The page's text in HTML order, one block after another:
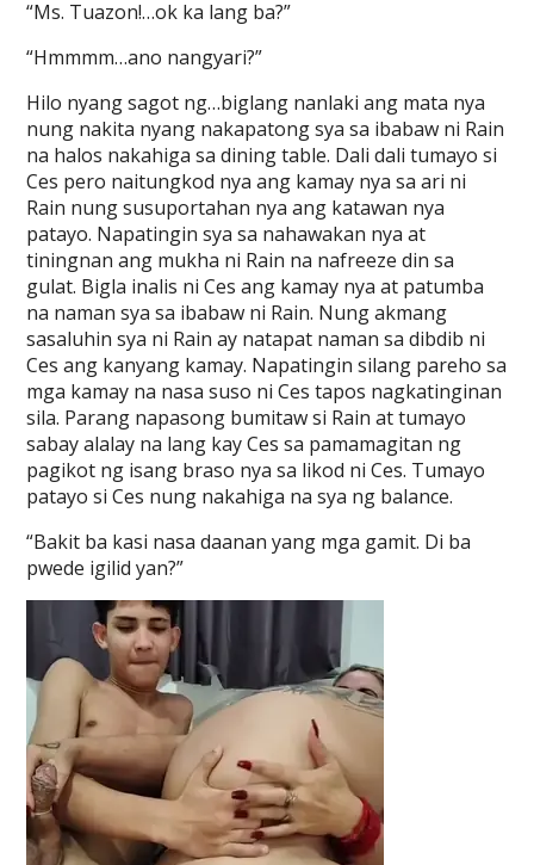
“Ms. Tuazon!…ok ka lang ba?”
“Hmmmm…ano nangyari?”
Hilo nyang sagot ng…biglang nanlaki ang mata nya
nung nakita nyang nakapatong sya sa ibabaw ni Rain
na halos nakahiga sa dining table. Dali dali tumayo si
Ces pero naitungkod nya ang kamay nya sa ari ni
Rain nung susuportahan nya ang katawan nya
patayo. Napatingin sya sa nahawakan nya at
tiningnan ang mukha ni Rain na nafreeze din sa
gulat. Bigla inalis ni Ces ang kamay nya at patumba
na naman sya sa ibabaw ni Rain. Nung akmang
sasaluhin sya ni Rain ay natapat naman sa dibdib ni
Ces ang kanyang kamay. Napatingin silang pareho sa
mga kamay na nasa suso ni Ces tapos nagkatinginan
sila. Parang napasong bumitaw si Rain at tumayo
sabay alalay na lang kay Ces sa pamamagitan ng
pagikot ng isang braso nya sa likod ni Ces. Tumayo
patayo si Ces nung nakahiga na sya ng balance.
“Bakit ba kasi nasa daanan yang mga gamit. Di ba
pwede igilid yan?”